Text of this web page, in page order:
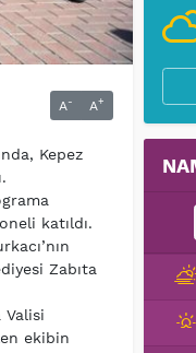
A- A+
Kepez
katıldı.
Zabıta
ekibin